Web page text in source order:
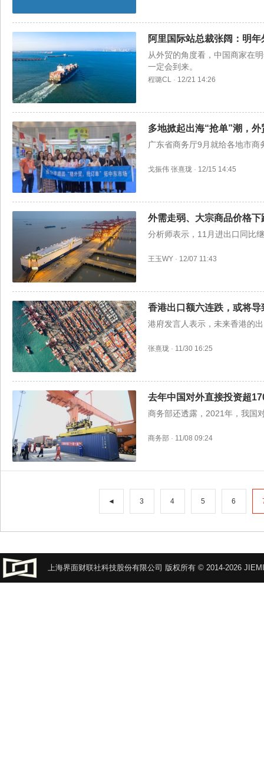
阿里国际站总裁张阔：明
从外贸的角度看，中国商家在
一定会到来。
程璐CL · 12/21 14:26
多地掀起出海“抢单”潮，
广东省商务厅9月就给各地市
戈振伟 张熹珑 · 12/15 14:45
外需走弱、大宗商品价格
分析师表示，11月进出口同比
王玉WY · 12/07 11:43
香港出口额六连跌，或将
港府发言人表示，未来香港的
张熹珑 · 11/30 16:25
去年中国对外直接投资超
商务部还透露，2021年，我国
商务部 · 11/08 09:24
◄ 3 4 5 6
上海界面财联社科技股份有限公司 版权所有 © 2014-2026